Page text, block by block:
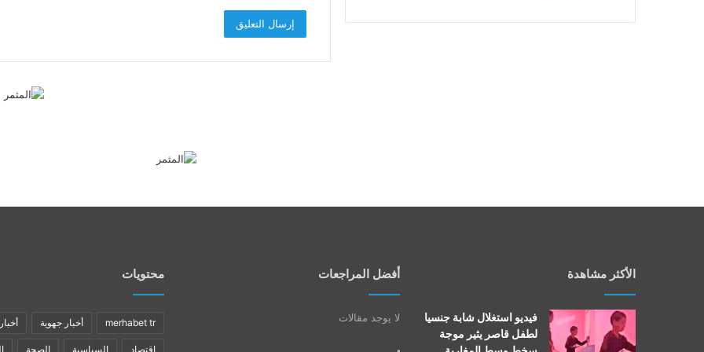
الأكثر مشاهدة
فيديو استغلال شابة جنسيا
لطفل قاصر يثير موجة
أفضل المراجعات
لا يوجد مقالات
محتويات
merhabet tr أخبار جهوية
اقتصاد السياسية الصحة